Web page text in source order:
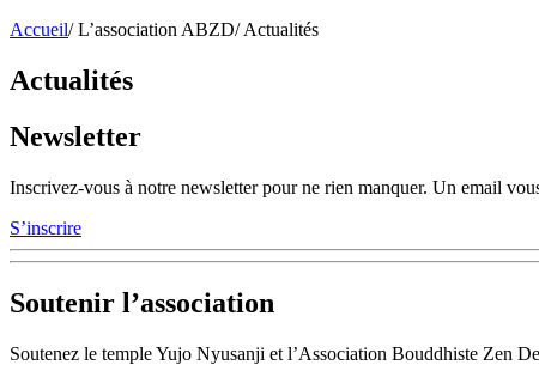
Accueil/ L’association ABZD/ Actualités
Actualités
Newsletter
Inscrivez-vous à notre newsletter pour ne rien manquer. Un email
S’inscrire
Soutenir l’association
Soutenez le temple Yujo Nyusanji et l’Association Bouddhiste Zen